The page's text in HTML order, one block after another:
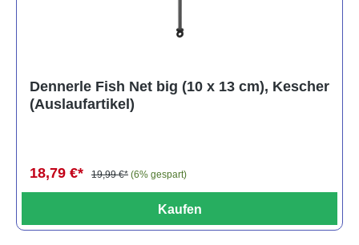
Dennerle Fish Net big (10 x 13 cm), Kescher
(Auslaufartikel)
18,79 €* 19,99 €* (6% gespart)
Kaufen